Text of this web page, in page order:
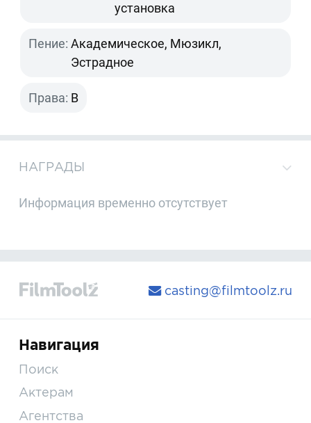
установка
Пение: Академическое, Мюзикл,
Эстрадное
Права: B
НАГРАДЫ
Информация временно отсутствует
casting@filmtoolz.ru
Навигация
Поиск
Актерам
Агентства